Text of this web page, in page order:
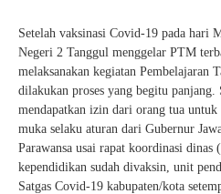
Setelah vaksinasi Covid-19 pada hari
Negeri 2 Tanggul menggelar PTM
melaksanakan kegiatan Pembelajaran
dilakukan proses yang begitu panjang.
mendapatkan izin dari orang tua untuk
muka selaku aturan dari Gubernur
Parawansa usai rapat koordinasi dinas
kependidikan sudah divaksin, unit
Satgas Covid-19 kabupaten/kota